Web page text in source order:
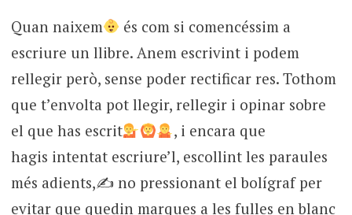
Quan naixem
és com si comencéssim a
escriure un llibre. Anem escrivint i podem
rellegir però, sense poder rectificar res. Tothom
que t’envolta pot llegir, rellegir i opinar sobre
el que has escrit
, i encara que
hagis intentat escriure’l, escollint les paraules
més adients,✍no pressionant el bolígraf per
evitar que quedin marques a les fulles en blanc